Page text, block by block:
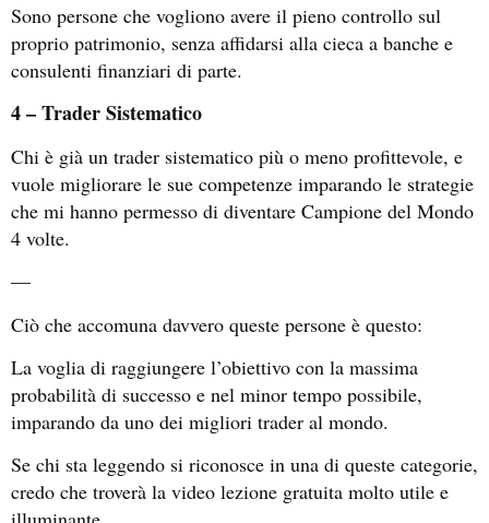
Sono persone che vogliono avere il pieno controllo sul
proprio patrimonio, senza affidarsi alla cieca a banche e
consulenti finanziari di parte.
4 – Trader Sistematico
Chi è già un trader sistematico più o meno profittevole, e
vuole migliorare le sue competenze imparando le strategie
che mi hanno permesso di diventare Campione del Mondo
4 volte.
—
Ciò che accomuna davvero queste persone è questo:
La voglia di raggiungere l’obiettivo con la massima
probabilità di successo e nel minor tempo possibile,
imparando da uno dei migliori trader al mondo.
Se chi sta leggendo si riconosce in una di queste categorie,
credo che troverà la video lezione gratuita molto utile e